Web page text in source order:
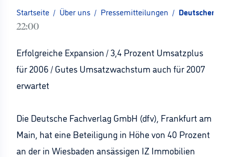
Startseite / Über uns / Pressemitteilungen / Deutscher
22:00
Erfolgreiche Expansion / 3,4 Prozent Umsatzplus
für 2006 / Gutes Umsatzwachstum auch für 2007
erwartet
Die Deutsche Fachverlag GmbH (dfv), Frankfurt am
Main, hat eine Beteiligung in Höhe von 40 Prozent
an der in Wiesbaden ansässigen IZ Immobilien